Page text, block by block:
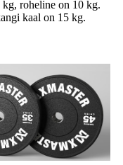
roheline on 10 kg.
kaal on 15 kg.